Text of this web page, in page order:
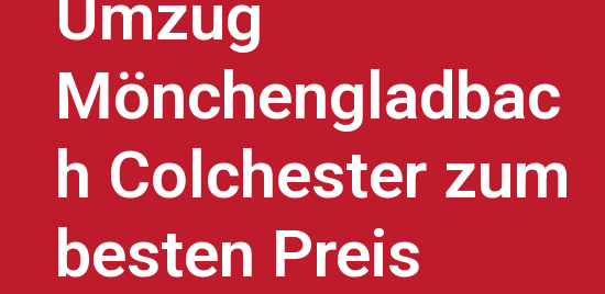
Umzug
Mönchengladbac
h Colchester zum
besten Preis